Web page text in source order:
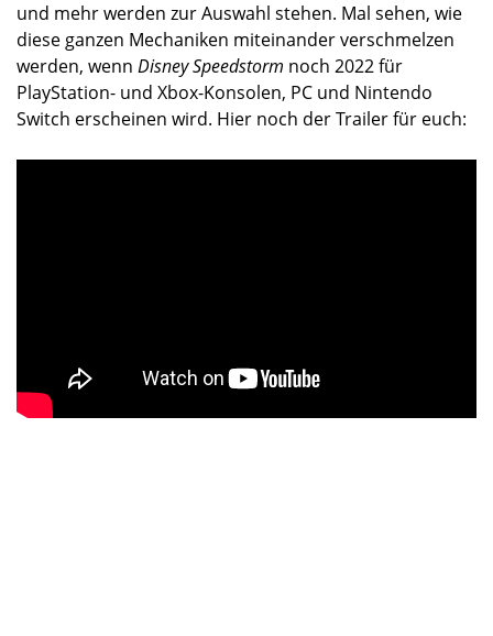
und mehr werden zur Auswahl stehen. Mal sehen, wie
diese ganzen Mechaniken miteinander verschmelzen
werden, wenn Disney Speedstorm noch 2022 für
PlayStation- und Xbox-Konsolen, PC und Nintendo
Switch erscheinen wird. Hier noch der Trailer für euch: